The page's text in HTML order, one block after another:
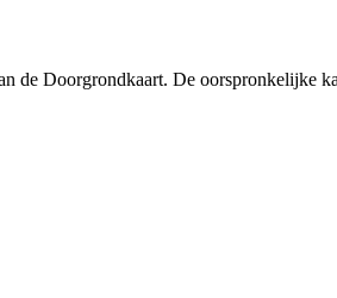
de Doorgrondkaart. De oorspronkelijke